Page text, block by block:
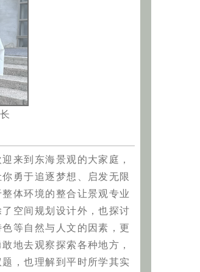
来到东海景观的大家庭，
勇于追逐梦想、启发无限
体环境的整合让景观专业
空间规划设计外，也探讨
等自然与人文的因素，更
地去观察探索各种地方，
，也理解到平时所学其实